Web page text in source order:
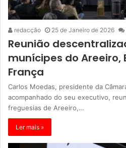
redacção 25 de Janeiro de 2026
Reunião
munícipes do Areeiro,
França
Carlos Moedas, presidente da
acompanhado do seu executivo,
freguesias de Areeiro,…
Ler mais »